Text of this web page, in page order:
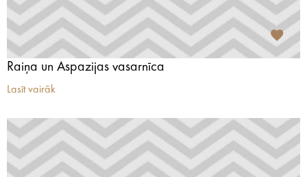
Raiņa un Aspazijas vasarnīca
Lasīt vairāk